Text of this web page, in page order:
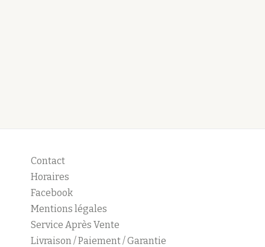
Contact
Horaires
Facebook
Mentions légales
Service Après Vente
Livraison / Paiement / Garantie